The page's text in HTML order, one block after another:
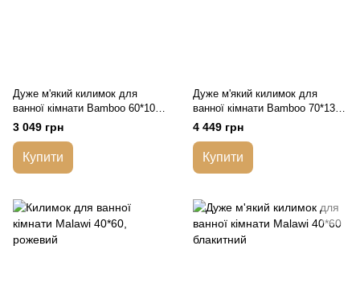
Дуже м'який килимок для
ванної кімнати Bamboo 60*100,
молочний
3 049 грн
Купити
Дуже м'який килимок для
ванної кімнати Bamboo 70*130,
молочний
4 449 грн
Купити